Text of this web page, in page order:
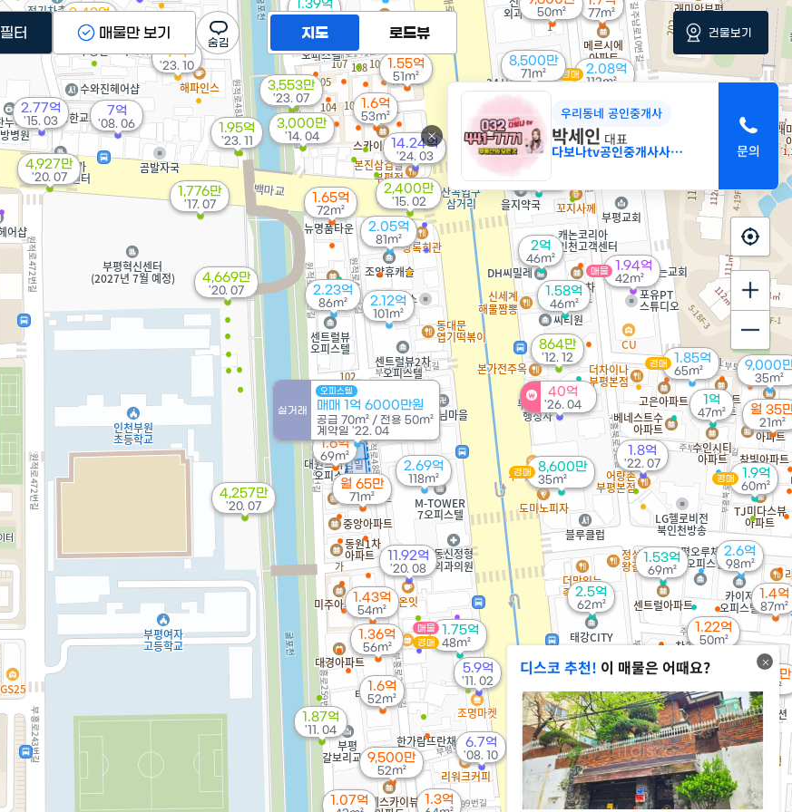
1.75억
48m²
매물
경매
월 35
21m²
1.9억
60m²
경매
8,600만
35m²
경매
7,200만
27m²
경매
2.08억
112m²
경매
1.85억
65m²
경매
2.05억
81m²
2.69억
118m²
1.53억
69m²
1.43억
54m²
1.07억
1.94억
42m²
매물
1.65억
72m²
40억
'26. 04
월 65만
71m²
44m²
1.58억
46m²
8,600만
56m²
1억
47m²
1.6억
69m²
1.43억
47m²
8,500만
71m²
7,500만
43m²
77m²
2.23억
86m²
1.15억
48m²
1.39억
74m²
9,000
35m²
2.5억
62m²
2.12억
101m²
50m²
14.24억
'24. 03
3.43억
'24. 02
1.95억
'23. 11
7억
'23. 10
1.75억
85m²
3,553만
'23. 07 1.6억
53m²
1.4억
87m²
9,500만
52m²
4.25억
68m²
1.8억
'22. 07
1.22억
50m²
실거래
오피스텔
매매 1억 6000만원
공급 70m² / 전용 50m²
계약일 '22. 04
1.36억
56m²
1.6억
52m²
1.55억
51m²
2.6억
98m²
11.92억
'20. 08
1.3억
4,927만
'20. 07
4,669만
'20. 07
4,257만
'20. 07
2억
46m²
1,776만
'17. 07
2.77억
'15. 03
2,400만
'15. 02
3,000만
'14. 04
864만
'12. 12
1.87억
'11. 04
5.9억
'11. 02
6.7억
'08. 10
7억
'08. 06
디스코 추천! 이 매물은 어때요?
우리동네 공인중개사
박세인 대표
다보나tv공인중개사사무소
지도 로드뷰
필터 매물만 보기 건물보기